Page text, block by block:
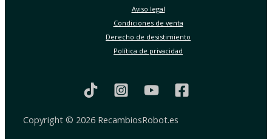
Aviso legal
Condiciones de venta
Derecho de desistimiento
Política de privacidad
Copyright © 2026 RecambiosRobot.es